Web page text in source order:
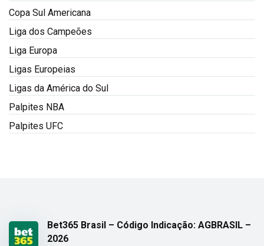
Copa Sul Americana
Liga dos Campeões
Liga Europa
Ligas Europeias
Ligas da América do Sul
Palpites NBA
Palpites UFC
Bet365 Brasil – Código Indicação: AGBRASIL –
2026